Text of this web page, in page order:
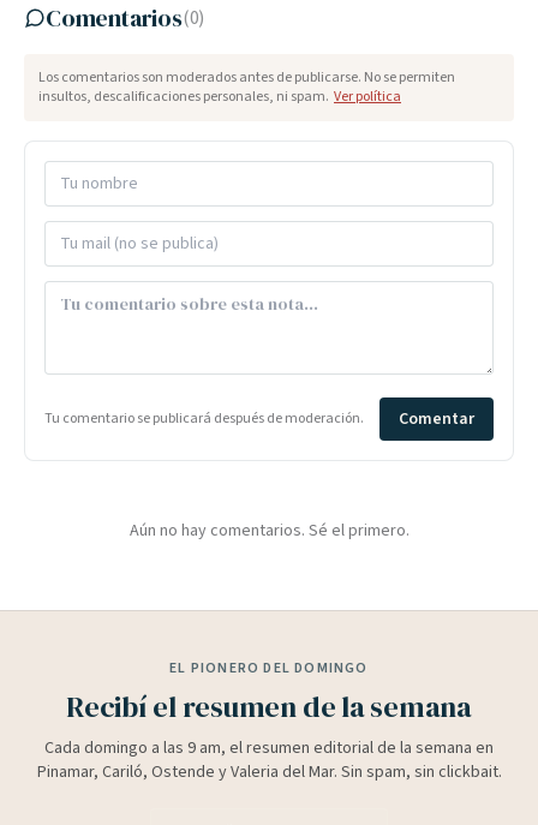
Comentarios(0)
Los comentarios son moderados antes de publicarse. No se permiten
insultos, descalificaciones personales, ni spam. Ver política
Tu comentario se publicará después de moderación. Comentar
Aún no hay comentarios. Sé el primero.
EL PIONERO DEL DOMINGO
Recibí el resumen de la semana
Cada domingo a las 9 am, el resumen editorial de la semana en
Pinamar, Cariló, Ostende y Valeria del Mar. Sin spam, sin clickbait.